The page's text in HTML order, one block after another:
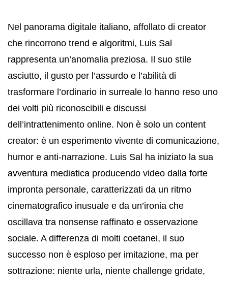
Nel panorama digitale italiano, affollato di creator
che rincorrono trend e algoritmi, Luis Sal
rappresenta un’anomalia preziosa. Il suo stile
asciutto, il gusto per l’assurdo e l’abilità di
trasformare l’ordinario in surreale lo hanno reso uno
dei volti più riconoscibili e discussi
dell’intrattenimento online. Non è solo un content
creator: è un esperimento vivente di comunicazione,
humor e anti-narrazione. Luis Sal ha iniziato la sua
avventura mediatica producendo video dalla forte
impronta personale, caratterizzati da un ritmo
cinematografico inusuale e da un’ironia che
oscillava tra nonsense raffinato e osservazione
sociale. A differenza di molti coetanei, il suo
successo non è esploso per imitazione, ma per
sottrazione: niente urla, niente challenge gridate,